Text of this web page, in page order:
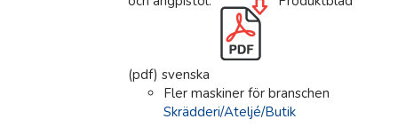
(pdf) svenska
Fler maskiner för branschen
Skrädderi/Ateljé/Butik